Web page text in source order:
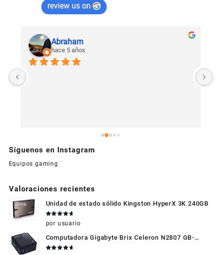
review us on
Abraham
hace 5 años
Síguenos en Instagram
Equipos gaming
Valoraciones recientes
Unidad de estado sólido Kingston HyperX 3K 240GB
en5 de 5
por usuario
Computadora Gigabyte Brix Celeron N2807 GB-
BXBT-2807 + WIFI + RAM de 4GB + HDD 500gb +